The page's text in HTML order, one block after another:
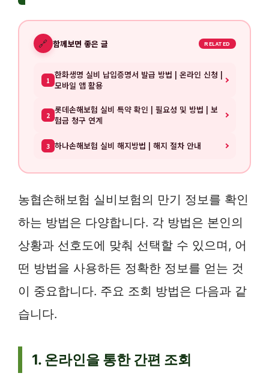
🔗 함께보면 좋은 글 RELATED
1 한화생명 실비 납입증명서 발급 방법 | 온라인 신청 |
모바일 앱 활용
2 롯데손해보험 실비 특약 확인 | 필요성 및 방법 | 보
험금 청구 연계
3 하나손해보험 실비 해지방법 | 해지 절차 안내
농협손해보험 실비보험의 만기 정보를 확인
하는 방법은 다양합니다. 각 방법은 본인의
상황과 선호도에 맞춰 선택할 수 있으며, 어
떤 방법을 사용하든 정확한 정보를 얻는 것
이 중요합니다. 주요 조회 방법은 다음과 같
습니다.
1. 온라인을 통한 간편 조회